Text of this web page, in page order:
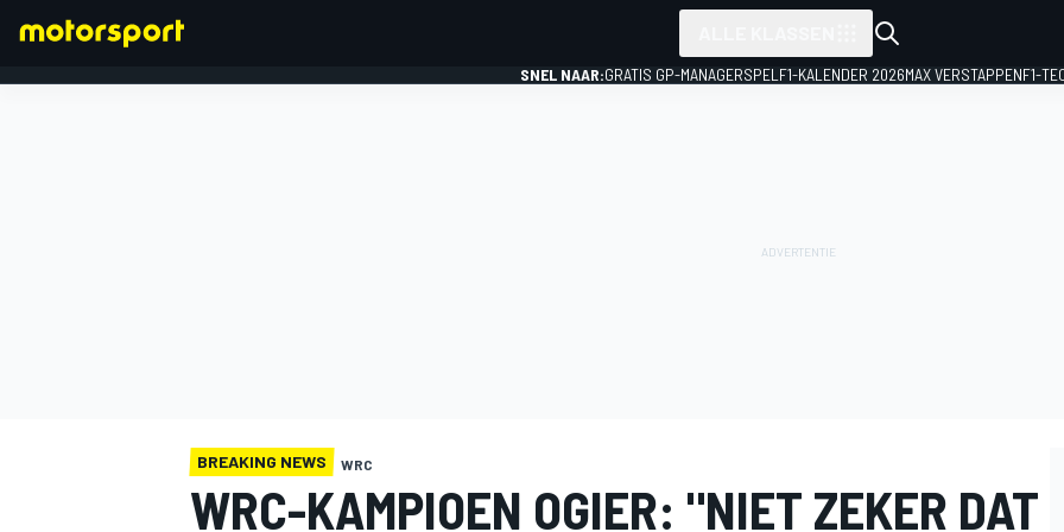
SNEL NAAR:GRATIS GP-MANAGERSPEL F1-KALENDER 2026MAX VERSTAPPENF1-
BREAKING NEWS WRC
WRC-KAMPIOEN OGIER: "NIET ZEKER DAT